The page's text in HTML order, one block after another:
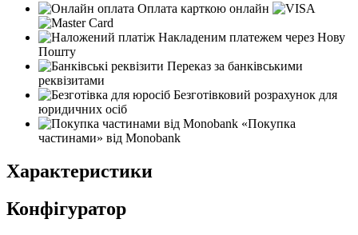
Оплата карткою онлайн
Накладеним платежем через Нову
Пошту
Переказ за банківськими
реквізитами
Безготівковий розрахунок для
юридичних осіб
«Покупка
частинами» від Monobank
Характеристики
Конфігуратор